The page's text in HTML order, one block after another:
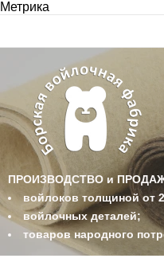
Метрика
ПРОИЗВОДСТВО и
войлоков толщиной от
войлочных деталей;
товаров народного